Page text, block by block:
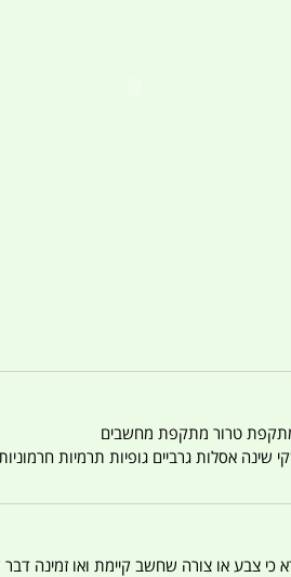
שינה אסלות גרביים גופיות תרמיות
כי צבע או צורה שחשב קיימת ואו זמינה